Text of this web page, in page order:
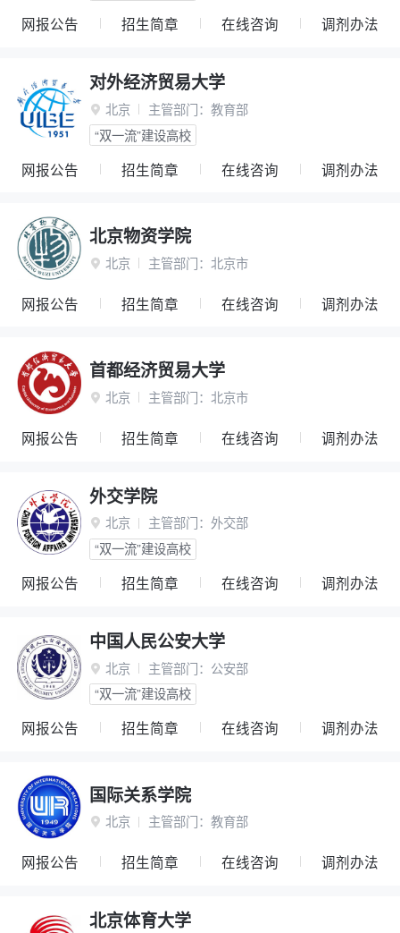
网报公告 招生简章 在线咨询 调剂办法
对外经济贸易大学
 北京 主管部门： 教育部
“双一流”建设高校
网报公告 招生简章 在线咨询 调剂办法
北京物资学院
 北京 主管部门： 北京市
网报公告 招生简章 在线咨询 调剂办法
首都经济贸易大学
 北京 主管部门： 北京市
网报公告 招生简章 在线咨询 调剂办法
外交学院
 北京 主管部门： 外交部
“双一流”建设高校
网报公告 招生简章 在线咨询 调剂办法
中国人民公安大学
 北京 主管部门： 公安部
“双一流”建设高校
网报公告 招生简章 在线咨询 调剂办法
国际关系学院
 北京 主管部门： 教育部
网报公告 招生简章 在线咨询 调剂办法
北京体育大学